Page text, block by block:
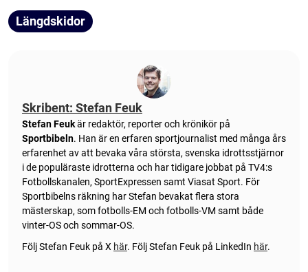
Längdskidor
Skribent: Stefan Feuk
Stefan Feukär redaktör, reporter och krönikör på
Sportbibeln. Han är en erfaren sportjournalist med många års
erfarenhet av att bevaka våra största, svenska idrottsstjärnor
i de populäraste idrotterna och har tidigare jobbat på TV4:s
Fotbollskanalen, SportExpressen samt Viasat Sport. För
Sportbibelns räkning har Stefan bevakat flera stora
mästerskap, som fotbolls-EM och fotbolls-VM samt både
vinter-OS och sommar-OS.
Följ Stefan Feuk på X här. Följ Stefan Feuk på LinkedIn här.